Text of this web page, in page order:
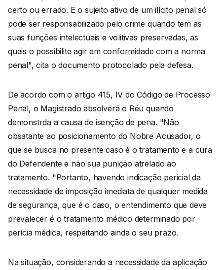
certo ou errado. E o sujeito ativo de um ilícito penal só
pode ser responsabilizado pelo crime quando tem as
suas funções intelectuais e volitivas preservadas, as
quais o possibilite agir em conformidade com a norma
penal", cita o documento protocolado pela defesa.
De acordo com o artigo 415, IV do Código de Processo
Penal, o Magistrado absolverá o Réu quando
demonstrda a causa de isenção de pena. "Não
obsatante ao posicionamento do Nobre Acusador, o
que se busca no presente caso é o tratamento e a cura
do Defendente e não sua punição atrelado ao
tratamento. "Portanto, havendo indicação pericial da
necessidade de imposição imediata de qualquer medida
de segurança, que é o caso, o entendimento que deve
prevalecer é o tratamento médico determinado por
perícia médica, respeitando ainda o seu prazo.
Na situação, considerando a necessidade da aplicação